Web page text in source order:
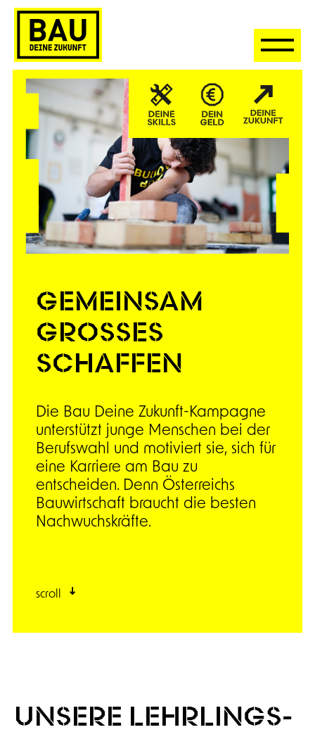
GEMEINSAM
GROSSES
SCHAFFEN
Die Bau Deine Zukunft-Kampagne
unterstützt junge Menschen bei der
Berufswahl und motiviert sie, sich für
eine Karriere am Bau zu
entscheiden. Denn Österreichs
Bauwirtschaft braucht die besten
Nachwuchskräfte.
scroll
UNSERE LEHRLINGS-